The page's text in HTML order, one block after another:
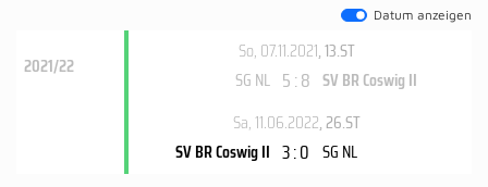
Datum anzeigen
2021/22
So, 07.11.2021, 13.ST
SG NL 5 : 8 SV BR Coswig II
Sa, 11.06.2022, 26.ST
SV BR Coswig II 3 : 0 SG NL